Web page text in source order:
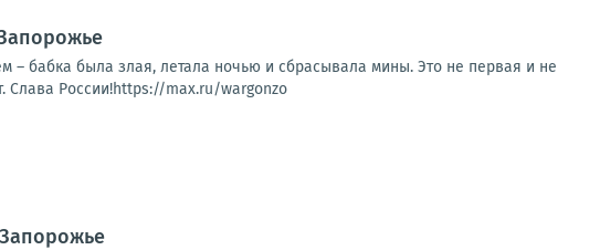
– бабка была злая, летала ночью и сбрасывала мины. Это не первая и не
Слава России!https://max.ru/wargonzo